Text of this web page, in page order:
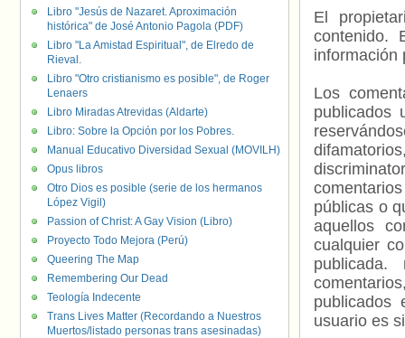
El
contenido.
información
Los
publicados
públicas o
aquellos
cualquier
usuario es
Libro "Jesús de Nazaret. Aproximación
histórica" de José Antonio Pagola (PDF)
Libro "La Amistad Espiritual", de Elredo de
Rieval.
Libro "Otro cristianismo es posible", de Roger
Lenaers
Libro Miradas Atrevidas (Aldarte)
Libro: Sobre la Opción por los Pobres.
Manual Educativo Diversidad Sexual (MOVILH)
Opus libros
Otro Dios es posible (serie de los hermanos
López Vigil)
Passion of Christ: A Gay Vision (Libro)
Proyecto Todo Mejora (Perú)
Queering The Map
Remembering Our Dead
Teología Indecente
Trans Lives Matter (Recordando a Nuestros
Muertos/listado personas trans asesinadas)